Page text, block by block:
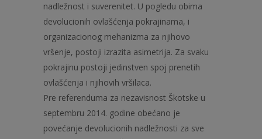
nadležnost i suverenitet. U pogledu obima
devolucionih ovlašćenja pokrajinama, i
organizacionog mehanizma za njihovo
vršenje, postoji izrazita asimetrija. Za svaku
pokrajinu postoji jedinstven spoj prenetih
ovlašćenja i njihovih vršilaca.
Pre referenduma za nezavisnost Škotske u
septembru 2014. godine obećano je
povećanje devolucionih nadležnosti za sve